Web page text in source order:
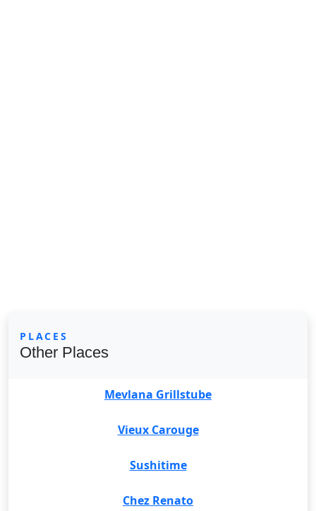
PLACES
Other Places
Mevlana Grillstube
Vieux Carouge
Sushitime
Chez Renato